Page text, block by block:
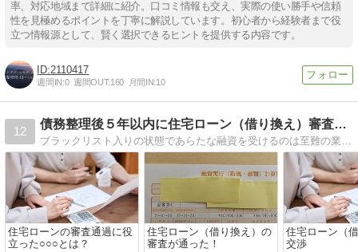
率、対応地域まで詳細に紹介。口コミ情報も交え、実際の使い勝手や信頼
性を見極めるポイントを丁寧に解説しています。初心者から経験者まで役
立つ情報源として、賢く選択できるヒントを提供する内容です。
2110417
週間IN:0 週間OUT:160 月間IN:10
12
債務整理後５年以内に住宅ローン（借り換え）審査を通す方法
ブラックリスト入りの状態であらたな融資を受けるのは至難の業ですが、○○○の効果もあり平成30年に債務整理を完済する2年手前の平成29年に国の教育ローンを、債務整理完済後５年を経過する手前の令和３年に住宅ローン（借り換え）の審査を通しました。
住宅ローンの審査通過に役
立った○○○とは？
住宅ローン（借り換え）の
審査が通った！
住宅ローン（
交渉